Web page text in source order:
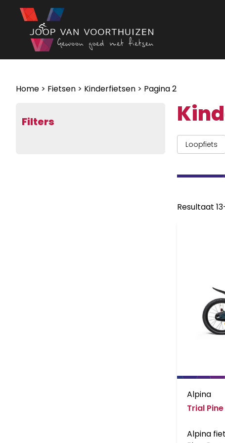
Ga naar de inhoud
Home > Fietsen > Kinderfietsen > Pagina 2
Filters
Loopfiets
Resultaat
Alpina
Trial
Alpina